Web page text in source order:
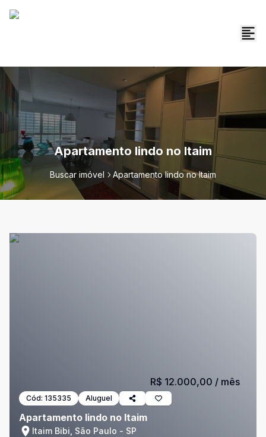
Apartamento lindo no Itaim
Buscar imóvel Apartamento lindo no Itaim
Cód: 135335 Aluguel
Apartamento lindo no Itaim
Itaim Bibi, São Paulo - SP
R$ 12.000,00 / mês